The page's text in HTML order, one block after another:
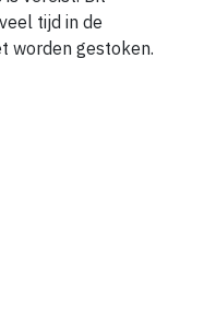
tijd in de
worden gestoken.